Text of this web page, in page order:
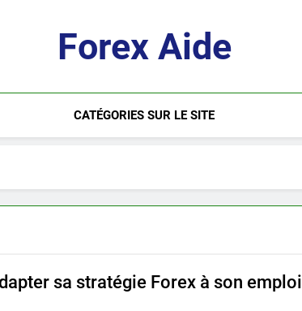
Forex Aide
CATÉGORIES SUR LE SITE
sa stratégie Forex à son emploi